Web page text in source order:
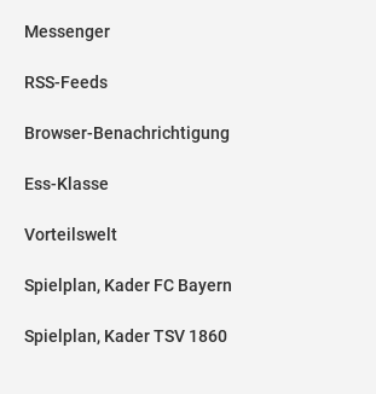
Messenger
RSS-Feeds
Browser-Benachrichtigung
Ess-Klasse
Vorteilswelt
Spielplan, Kader FC Bayern
Spielplan, Kader TSV 1860